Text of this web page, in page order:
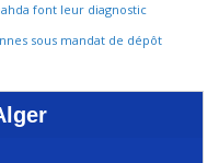
font leur diagnostic
sous mandat de dépôt